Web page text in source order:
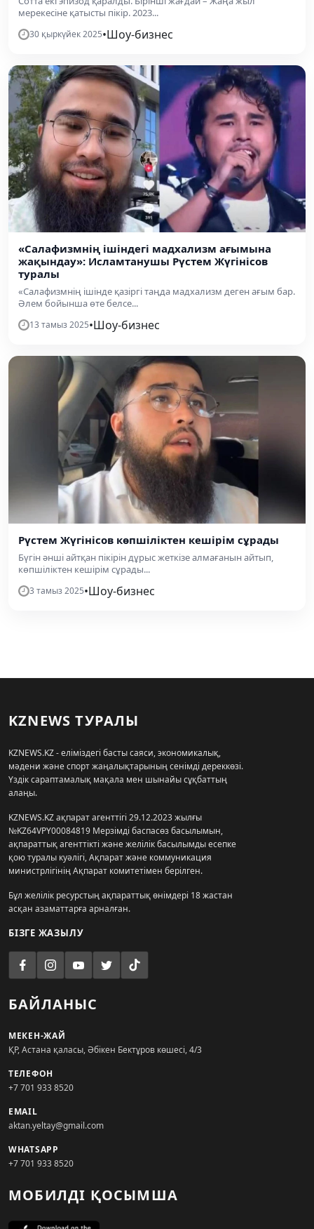
мерекесіне қатысты пікір. 2023...
30 қыркүйек 2025•Шоу-бизнес
«Салафизмнің ішіндегі мадхализм ағымына
жақындау»: Исламтанушы Рүстем Жүгінісов
туралы
«Салафизмнің ішінде қазіргі таңда мадхализм деген ағым бар.
Әлем бойынша өте белсе...
13 тамыз 2025•Шоу-бизнес
Рүстем Жүгінісов көпшіліктен кешірім сұрады
Бүгін әнші айтқан пікірін дұрыс жеткізе алмағанын айтып,
көпшіліктен кешірім сұрады...
3 тамыз 2025•Шоу-бизнес
KZNEWS ТУРАЛЫ
KZNEWS.KZ - еліміздегі басты саяси, экономикалық,
мәдени және спорт жаңалықтарының сенімді дереккөзі.
Үздік сараптамалық мақала мен шынайы сұқбаттың
алаңы.
KZNEWS.KZ ақпарат агенттігі 29.12.2023 жылғы
№KZ64VPY00084819 Мерзімді баспасөз басылымын,
ақпараттық агенттікті және желілік басылымды есепке
қою туралы куәлігі, Ақпарат және коммуникация
министрлігінің Ақпарат комитетімен берілген.
Бұл желілік ресурстың ақпараттық өнімдері 18 жастан
асқан азаматтарға арналған.
БІЗГЕ ЖАЗЫЛУ
БАЙЛАНЫС
МЕКЕН-ЖАЙ
ҚР, Астана қаласы, Әбікен Бектұров көшесі, 4/3
ТЕЛЕФОН
+7 701 933 8520
EMAIL
aktan.yeltay@gmail.com
WHATSAPP
+7 701 933 8520
МОБИЛДІ ҚОСЫМША